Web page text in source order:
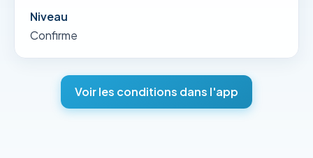
Niveau
Confirme
Voir les conditions dans l'app